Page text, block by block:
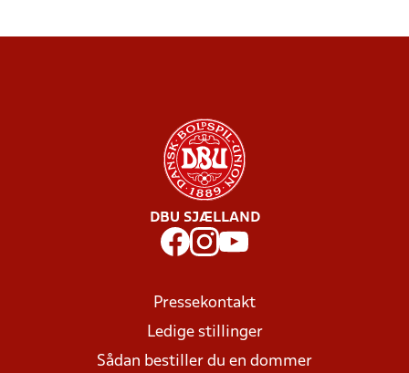
DBU SJÆLLAND
Pressekontakt
Ledige stillinger
Sådan bestiller du en dommer